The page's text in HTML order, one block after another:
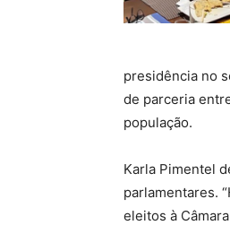
presidência no
de parceria
população.
Karla Pimentel
parlamentares.
eleitos à